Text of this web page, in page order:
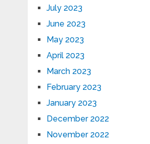
July 2023
June 2023
May 2023
April 2023
March 2023
February 2023
January 2023
December 2022
November 2022